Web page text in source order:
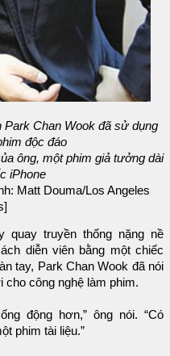
Chan Wook đã sử dụng
độc đáo
ông, một phim giả tưởng dài
iPhone
Matt Douma/Los Angeles
quay truyền thống nặng nề
diễn viên bằng một chiếc
tay, Park Chan Wook đã nói
cho công nghệ làm phim.
động hơn,” ông nói. “Có
phim tài liệu.”